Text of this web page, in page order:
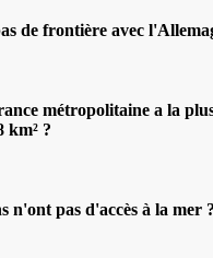
de frontière avec
métropolitaine a la
km² ?
n'ont pas d'accès à la mer ?